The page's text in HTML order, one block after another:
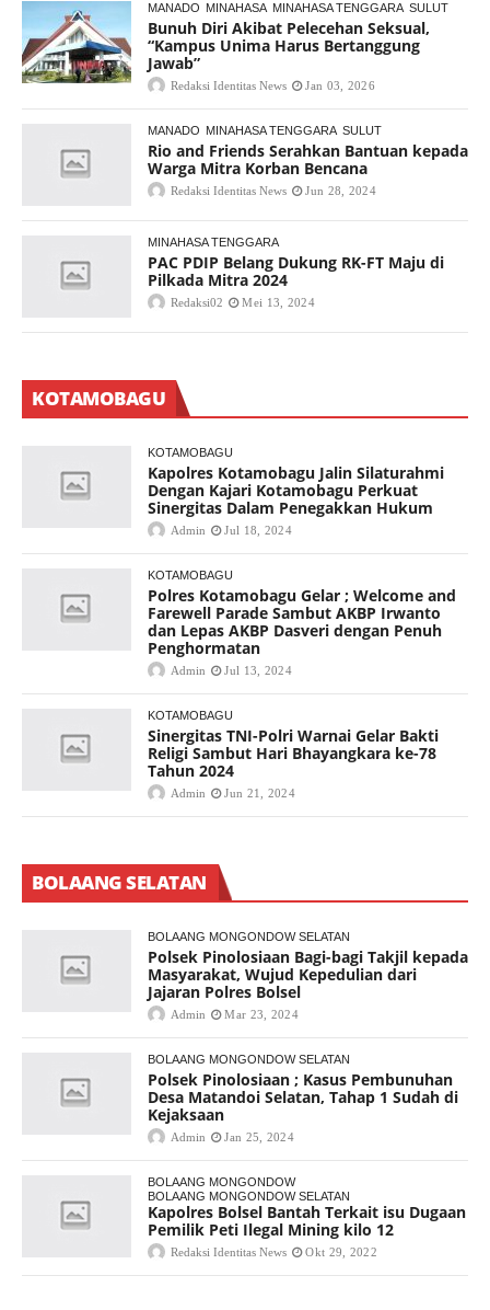
MANADO MINAHASA MINAHASA TENGGARA SULUT
Bunuh Diri Akibat Pelecehan Seksual,
“Kampus Unima Harus Bertanggung
Jawab”
Redaksi Identitas News Jan 03, 2026
MANADO MINAHASA TENGGARA SULUT
Rio and Friends Serahkan Bantuan kepada
Warga Mitra Korban Bencana
Redaksi Identitas News Jun 28, 2024
MINAHASA TENGGARA
PAC PDIP Belang Dukung RK-FT Maju di
Pilkada Mitra 2024
Redaksi02 Mei 13, 2024
KOTAMOBAGU
KOTAMOBAGU
Kapolres Kotamobagu Jalin Silaturahmi
Dengan Kajari Kotamobagu Perkuat
Sinergitas Dalam Penegakkan Hukum
Admin Jul 18, 2024
KOTAMOBAGU
Polres Kotamobagu Gelar ; Welcome and
Farewell Parade Sambut AKBP Irwanto
dan Lepas AKBP Dasveri dengan Penuh
Penghormatan
Admin Jul 13, 2024
KOTAMOBAGU
Sinergitas TNI-Polri Warnai Gelar Bakti
Religi Sambut Hari Bhayangkara ke-78
Tahun 2024
Admin Jun 21, 2024
BOLAANG SELATAN
BOLAANG MONGONDOW SELATAN
Polsek Pinolosiaan Bagi-bagi Takjil kepada
Masyarakat, Wujud Kepedulian dari
Jajaran Polres Bolsel
Admin Mar 23, 2024
BOLAANG MONGONDOW SELATAN
Polsek Pinolosiaan ; Kasus Pembunuhan
Desa Matandoi Selatan, Tahap 1 Sudah di
Kejaksaan
Admin Jan 25, 2024
BOLAANG MONGONDOW
BOLAANG MONGONDOW SELATAN
Kapolres Bolsel Bantah Terkait isu Dugaan
Pemilik Peti Ilegal Mining kilo 12
Redaksi Identitas News Okt 29, 2022